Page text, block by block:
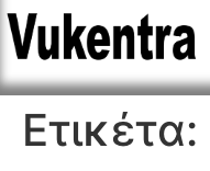
Ετικέτα: